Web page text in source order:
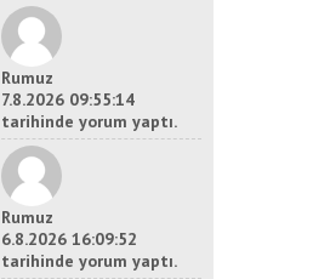
Rumuz
7.8.2026 09:55:14
tarihinde yorum yaptı.
Rumuz
6.8.2026 16:09:52
tarihinde yorum yaptı.